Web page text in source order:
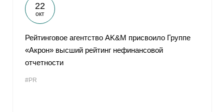
22
окт
Рейтинговое агентство AK&M присвоило Группе
«Акрон» высший рейтинг нефинансовой
отчетности
#PR